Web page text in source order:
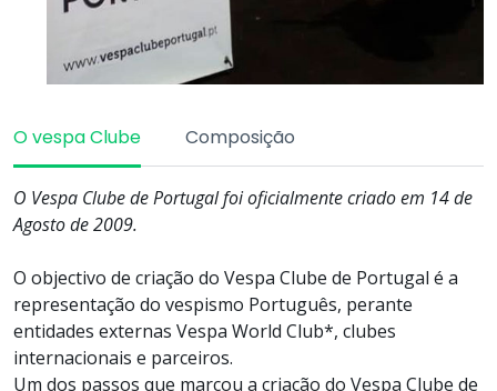
O vespa Clube Composição
O Vespa Clube de Portugal foi oficialmente criado em 14 de
Agosto de 2009.
O objectivo de criação do Vespa Clube de Portugal é a
representação do vespismo Português, perante
entidades externas Vespa World Club*, clubes
internacionais e parceiros.
Um dos passos que marcou a criação do Vespa Clube de